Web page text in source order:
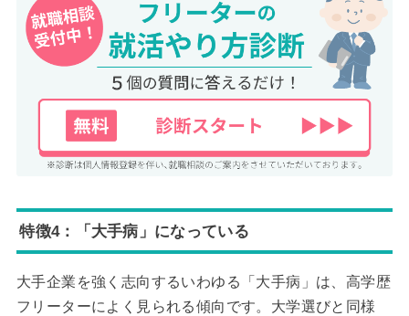
特徴4：「大手病」になっている
大手企業を強く志向するいわゆる「大手病」は、高学歴
フリーターによく見られる傾向です。大学選びと同様